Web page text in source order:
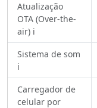
Atualização
OTA (Over-the-
air) ℹ️
Sistema de som
ℹ️
Carregador de
celular por